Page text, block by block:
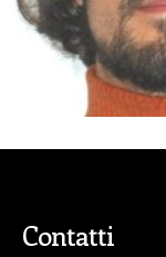
Contatti